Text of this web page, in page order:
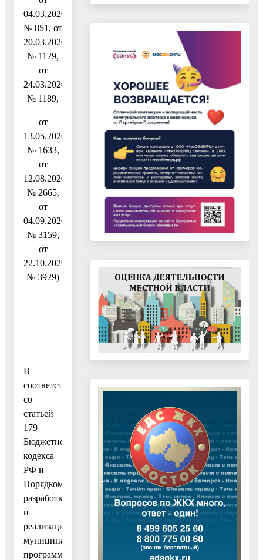
04.03.2020
№ 851, от
20.03.2020
№ 1129,
от
24.03.2020
№ 1189,
от
13.05.2020
№ 1633,
от
12.08.2020
№ 2665,
от
04.09.2020
№ 3159,
от
22.10.2020
№ 3929)
В
соответствии
со
статьей
179
Бюджетного
кодекса
РФ и
Порядком
разработки
и
реализации
муниципальных
программ